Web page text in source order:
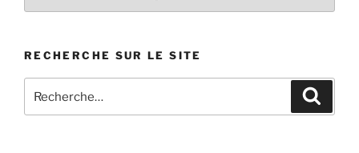
RECHERCHE SUR LE SITE
pour